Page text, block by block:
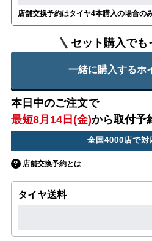
店舗交換予約はタイヤ4本購入の場合の
セット購入でも
一緒に購入するホ
本日中のご注文で
最短8月14日(金)から取付予
全国4000店で対
店舗交換予約とは
タイヤ送料